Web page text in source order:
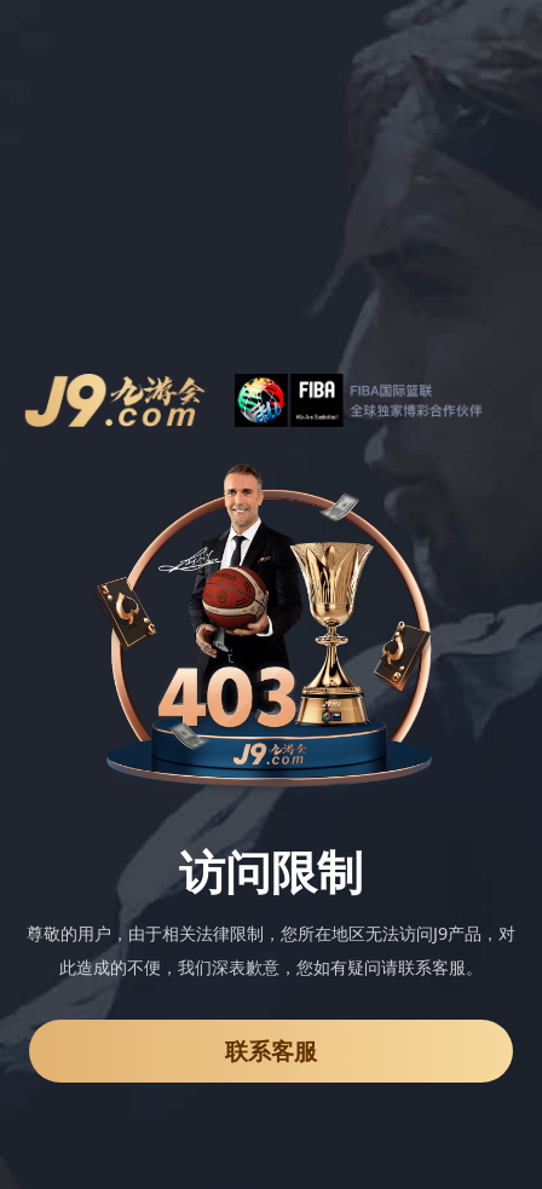
访问限制
尊敬的用户，由于相关法律限制，您所在地区无法访问J9产品，对
此造成的不便，我们深表歉意，您如有疑问请联系客服。
联系客服